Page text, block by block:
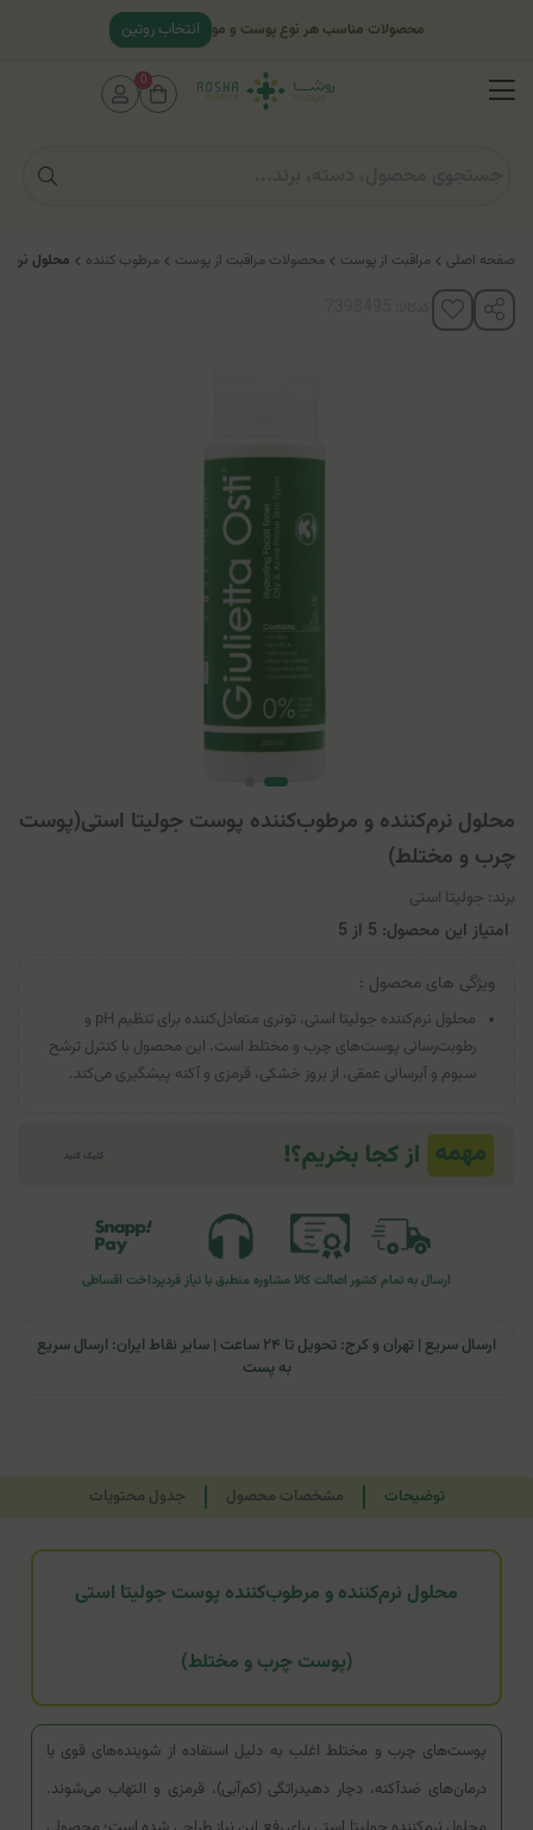
صفحه اصلی مراقبت از پوست محصولات مراقبت از پوست مرطوب کننده محلول
محلول نرم‌کننده و مرطوب‌کننده پوست جولیتا استی(پوست
چرب و مختلط)
برند: جولیتا استی
امتیاز این محصول: 5 از 5
ویژگی های محصول :
محلول نرم‌کننده جولیتا استی، تونری متعادل‌کننده برای تنظیم pH و
رطوبت‌رسانی پوست‌های چرب و مختلط است. این محصول با کنترل ترشح
سبوم و آبرسانی عمقی، از بروز خشکی، قرمزی و آکنه پیشگیری می‌کند.
ارسال به تمام کشوراصالت کالا مشاوره منطبق با نیاز فردپرداخت اقساطی
ارسال سریع | تهران و کرج: تحویل تا ۲۴ ساعت | سایر نقاط ایران: ارسال سریع
به پست
توضیحات مشخصات محصول جدول محتویات
محلول نرم‌کننده و مرطوب‌کننده پوست جولیتا استی
(پوست چرب و مختلط)
پوست‌های چرب و مختلط اغلب به دلیل استفاده از شوینده‌های قوی یا
درمان‌های ضدآکنه، دچار دهیدراتگی (کم‌آبی)، قرمزی و التهاب می‌شوند.
محصولات مناسب هر نوع پوست و مو انتخاب روتین
0